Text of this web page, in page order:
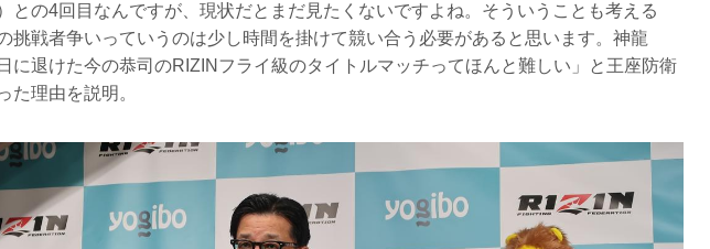
との4回目なんですが、現状だとまだ見たくないですよね。そういうことも考える
挑戦者争いっていうのは少し時間を掛けて競い合う必要があると思います。神龍
に退けた今の恭司のRIZINフライ級のタイトルマッチってほんと難しい」と王座防衛
た理由を説明。